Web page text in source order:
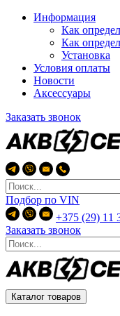
Информация
Как
Как
Установка
Условия оплаты
Новости
Аксессуары
Заказать звонок
Подбор по VIN
+375 (29) 11
Заказать звонок
Каталог товаров